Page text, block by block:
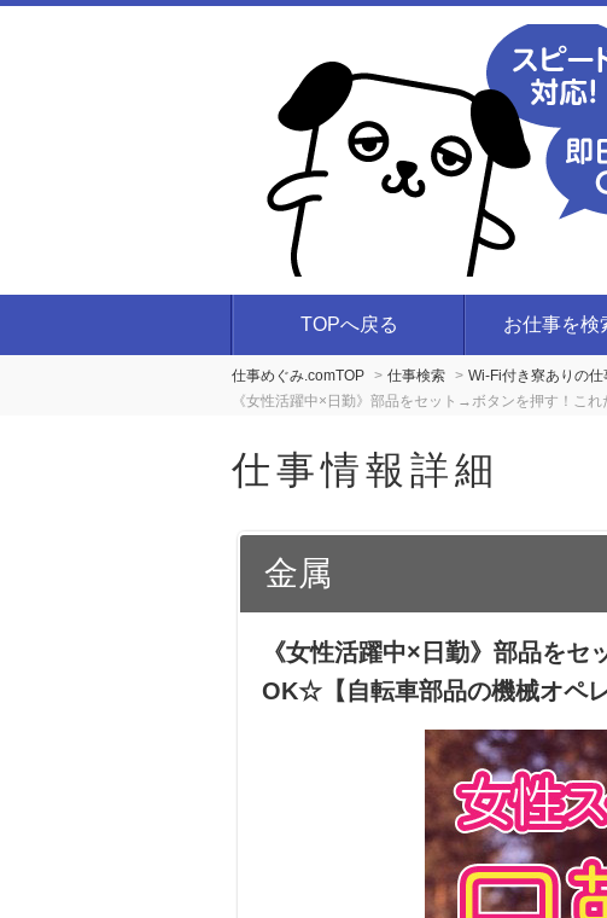
TOPへ戻る お仕事を検
仕事めぐみ.comTOP 仕事検索
Wi-Fi付き寮ありの仕
《女性活躍中×日勤》部品をセット→ボタンを押す！こ
仕事情報詳細
金属
《女性活躍中×日勤》部品を
OK☆【自転車部品の機械オペレ